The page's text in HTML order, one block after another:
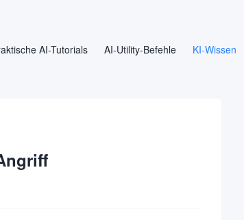
AI-Tutorials AI-Utility-Befehle KI-Wissen